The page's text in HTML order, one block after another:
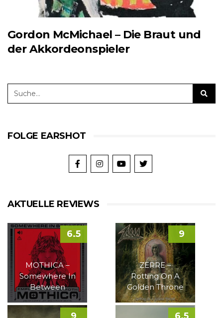
Gordon McMichael – Die Braut und
der Akkordeonspieler
FOLGE EARSHOT
AKTUELLE REVIEWS
MOTHICA –
Somewhere In
Between
6.5
ZERRE –
Rotting On A
Golden Throne
9